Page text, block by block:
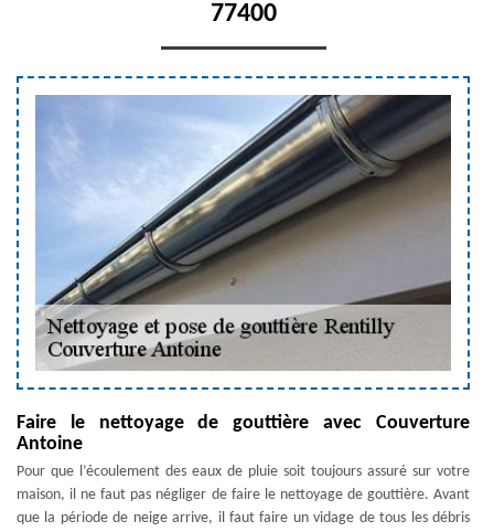
77400
Faire le nettoyage de gouttière avec Couverture
Antoine
Pour que l’écoulement des eaux de pluie soit toujours assuré sur votre
maison, il ne faut pas négliger de faire le nettoyage de gouttière. Avant
que la période de neige arrive, il faut faire un vidage de tous les débris